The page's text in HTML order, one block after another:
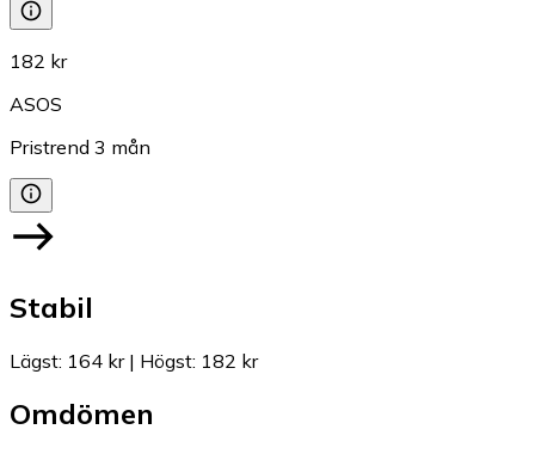
182 kr
ASOS
Pristrend 3 mån
Stabil
Lägst: 164 kr| Högst: 182 kr
Omdömen